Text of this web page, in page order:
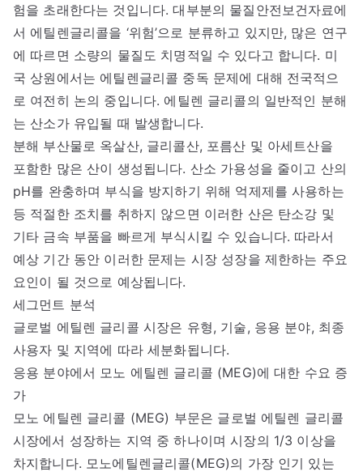
험을 초래한다는 것입니다. 대부분의 물질안전보건자료에
서 에틸렌글리콜을 ‘위험’으로 분류하고 있지만, 많은 연구
에 따르면 소량의 물질도 치명적일 수 있다고 합니다. 미
국 상원에서는 에틸렌글리콜 중독 문제에 대해 전국적으
로 여전히 논의 중입니다. 에틸렌 글리콜의 일반적인 분해
는 산소가 유입될 때 발생합니다.
분해 부산물로 옥살산, 글리콜산, 포름산 및 아세트산을
포함한 많은 산이 생성됩니다. 산소 가용성을 줄이고 산의
pH를 완충하며 부식을 방지하기 위해 억제제를 사용하는
등 적절한 조치를 취하지 않으면 이러한 산은 탄소강 및
기타 금속 부품을 빠르게 부식시킬 수 있습니다. 따라서
예상 기간 동안 이러한 문제는 시장 성장을 제한하는 주요
요인이 될 것으로 예상됩니다.
세그먼트 분석
글로벌 에틸렌 글리콜 시장은 유형, 기술, 응용 분야, 최종
사용자 및 지역에 따라 세분화됩니다.
응용 분야에서 모노 에틸렌 글리콜 (MEG)에 대한 수요 증
가
모노 에틸렌 글리콜 (MEG) 부문은 글로벌 에틸렌 글리콜
시장에서 성장하는 지역 중 하나이며 시장의 1/3 이상을
차지합니다. 모노에틸렌글리콜(MEG)의 가장 인기 있는